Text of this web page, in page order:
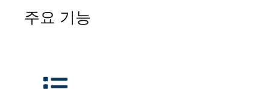
주요 기능